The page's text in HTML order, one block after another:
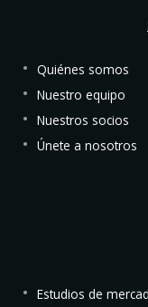
Quiénes somos
Nuestro equipo
Nuestros socios
Únete a nosotros
Estudios de